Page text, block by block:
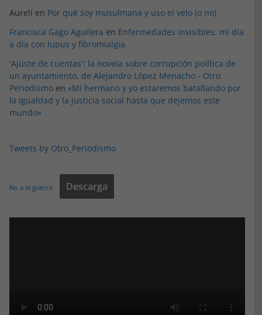
Aureli en Por qué soy musulmana y uso el velo (o no)
Francisca Gago Aguilera en Enfermedades invisibles: mi día
a día con lupus y fibromialgia
'Ajuste de cuentas': la novela sobre corrupción política de
un ayuntamiento, de Alejandro López Menacho - Otro
Periodismo en «Mi hermano y yo estaremos batallando por
la igualdad y la justicia social hasta que dejemos este
mundo»
Tweets by Otro_Periodismo
No a la guerra Descarga